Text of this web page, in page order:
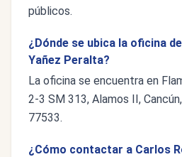
públicos.
¿Dónde se ubica la oficina
Yañez Peralta?
La oficina se encuentra en
2-3 SM 313, Alamos II,
77533.
¿Cómo contactar a Carlos